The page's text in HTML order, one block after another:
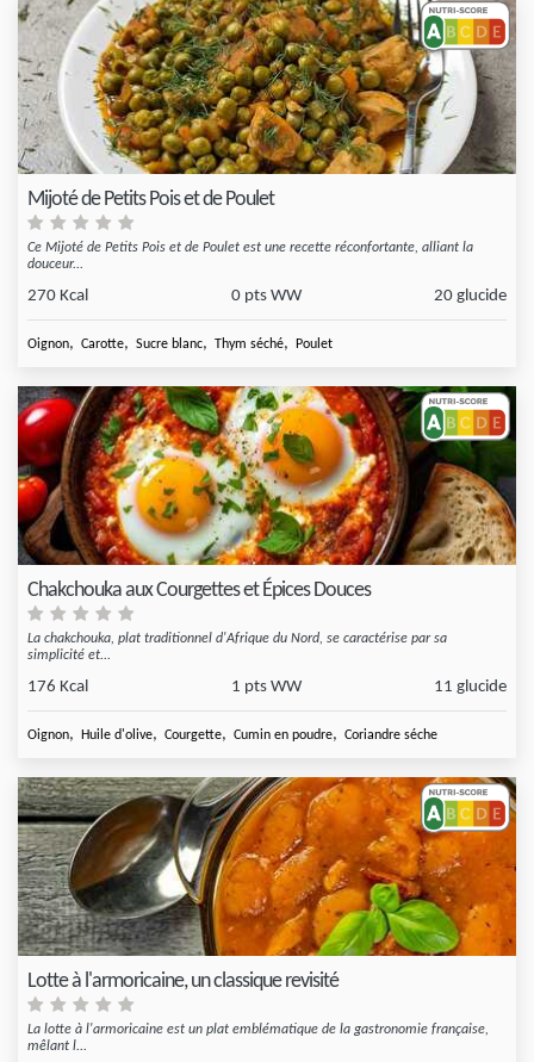
Mijoté de Petits Pois et de Poulet
Ce Mijoté de Petits Pois et de Poulet est une recette réconfortante, alliant la
douceur...
270 Kcal 0 pts WW 20 glucide
Oignon, Carotte, Sucre blanc, Thym séché, Poulet
Chakchouka aux Courgettes et Épices Douces
La chakchouka, plat traditionnel d'Afrique du Nord, se caractérise par sa
simplicité et...
176 Kcal 1 pts WW 11 glucide
Oignon, Huile d'olive, Courgette, Cumin en poudre, Coriandre séche
Lotte à l'armoricaine, un classique revisité
La lotte à l'armoricaine est un plat emblématique de la gastronomie française,
mêlant l...